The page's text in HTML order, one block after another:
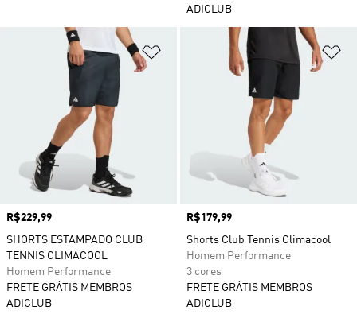
ADICLUB
Adicionar à Lista de Desejos
Preço
R$229,99
SHORTS ESTAMPADO CLUB
TENNIS CLIMACOOL
Homem Performance
FRETE GRÁTIS MEMBROS
ADICLUB
Preço
R$179,99
Shorts Club Tennis Climacool
Homem Performance
3 cores
FRETE GRÁTIS MEMBROS
ADICLUB